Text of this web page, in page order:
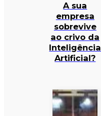
A sua
empresa
sobrevive
ao crivo da
Inteligência
Artificial?